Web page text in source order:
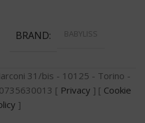
BRAND BABYLISS
31/bis - 10125 - Torino -
[ Privacy ] [ Cookie
]